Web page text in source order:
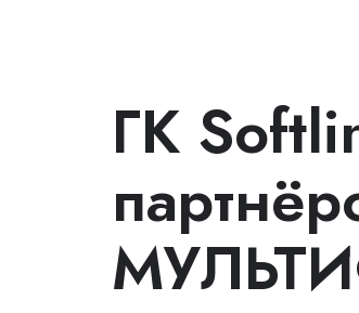
ГК